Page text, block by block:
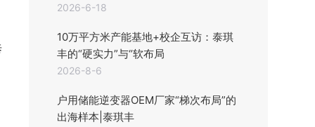
2026-6-18
10万平方米产能基地+校企互访：泰琪
丰的“硬实力”与“软布局
2026-8-6
户用储能逆变器OEM厂家“梯次布局”的
出海样本|泰琪丰